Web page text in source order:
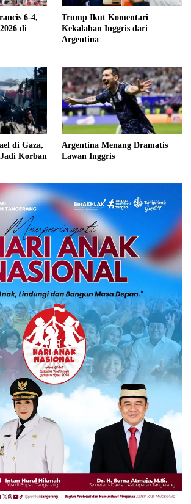
6-4,
di
Trump Ikut Komentari
Kekalahan Inggris dari
Argentina
di Gaza,
Korban
Argentina Menang Dramatis
Lawan Inggris